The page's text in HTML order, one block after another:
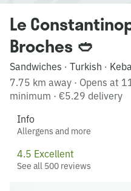
Le
Broches 🥙
Sandwiches · Turkish ·
7.75 km away · Opens at
minimum · €5.29 delivery
Info
Allergens and more
4.5 Excellent
See all 500 reviews